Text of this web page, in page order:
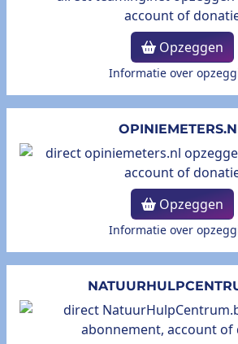
Opzeggen
Informatie over
Opzeggen
Informatie over